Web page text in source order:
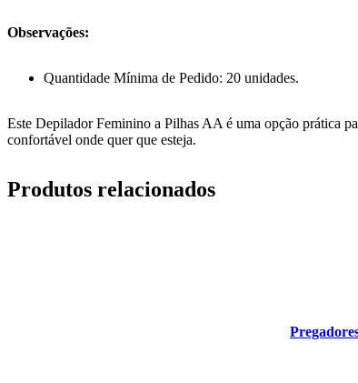
Observações:
Quantidade Mínima de Pedido: 20 unidades.
Este Depilador Feminino a Pilhas AA é uma opção prática
confortável onde quer que esteja.
Produtos relacionados